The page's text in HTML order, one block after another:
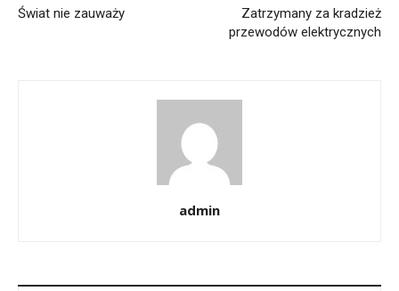
Świat nie zauważy
Zatrzymany za kradzież
przewodów elektrycznych
admin